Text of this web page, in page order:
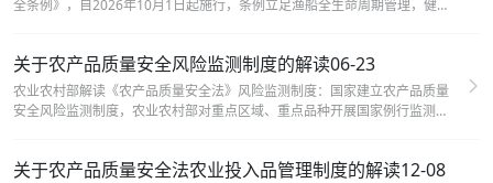
全条例》，自2026年10月1日起施行，条例立足渔船全生命周期管理，健全
关于农产品质量安全风险监测制度的解读06-23
农业农村部解读《农产品质量安全法》风险监测制度：国家建立农产品质量
安全风险监测制度，农业农村部对重点区域、重点品种开展国家例行监测，
关于农产品质量安全法农业投入品管理制度的解读12-08